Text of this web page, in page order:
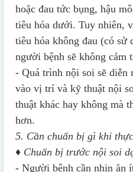
hoặc đau tức bụng, hậu
tiêu hóa dưới. Tuy nhiên,
tiêu hóa không đau (có sử
người bệnh sẽ không cảm
- Quá trình nội soi sẽ diễn
vào vị trí và kỹ thuật nội
thuật khác hay không mà
hơn.
5. Cần chuẩn bị gì khi
♦ Chuẩn bị trước nội soi
- Người bệnh cần nhịn ăn